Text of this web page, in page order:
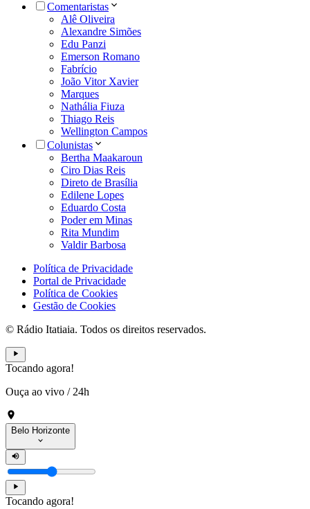
Comentaristas
Alê Oliveira
Alexandre Simões
Edu Panzi
Emerson Romano
Fabrício
João Vitor Xavier
Marques
Nathália Fiuza
Thiago Reis
Wellington Campos
Colunistas
Bertha Maakaroun
Ciro Dias Reis
Direto de Brasília
Edilene Lopes
Eduardo Costa
Poder em Minas
Rita Mundim
Valdir Barbosa
Política de Privacidade
Portal de Privacidade
Política de Cookies
Gestão de Cookies
© Rádio Itatiaia. Todos os direitos reservados.
Tocando agora!
Ouça ao vivo / 24h
Belo Horizonte
Tocando agora!